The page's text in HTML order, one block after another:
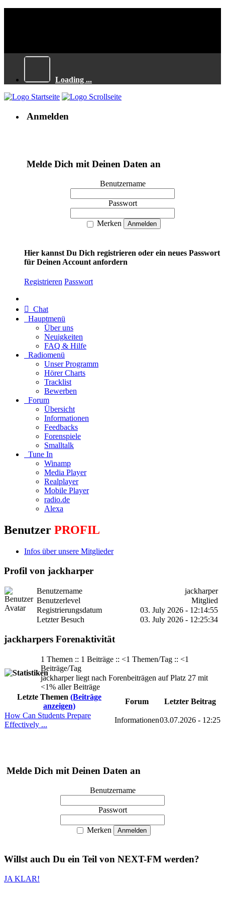
Loading ...
Anmelden
Melde Dich mit Deinen Daten an
Benutzername
Passwort
Merken
Hier kannst Du Dich registrieren oder ein neues Passwort
für Deinen Account anfordern
Registrieren Passwort
Chat
Hauptmenü
Über uns
Neuigkeiten
FAQ & Hilfe
Radiomenü
Unser Programm
Hörer Charts
Tracklist
Bewerben
Forum
Übersicht
Informationen
Feedbacks
Forenspiele
Smalltalk
Tune In
Winamp
Media Player
Realplayer
Mobile Player
radio.de
Alexa
Benutzer PROFIL
Infos über unsere Mitglieder
Profil von jackharper
Benutzername
jackharper
Benutzerlevel
Mitglied
Registrierungsdatum
03. July 2026 - 12:14:55
Letzter Besuch
03. July 2026 - 12:25:34
jackharpers Forenaktivität
1 Themen :: 1 Beiträge :: <1 Themen/Tag :: <1
Beiträge/Tag
jackharper liegt nach Forenbeiträgen auf Platz 27 mit
<1% aller Beiträge
Letzte Themen (Beiträge
anzeigen)
Forum
Letzter Beitrag
How Can Students Prepare
Effectively ...
Informationen03.07.2026 - 12:25
Melde Dich mit Deinen Daten an
Benutzername
Passwort
Merken
Willst auch Du ein Teil von NEXT-FM werden?
JA KLAR!